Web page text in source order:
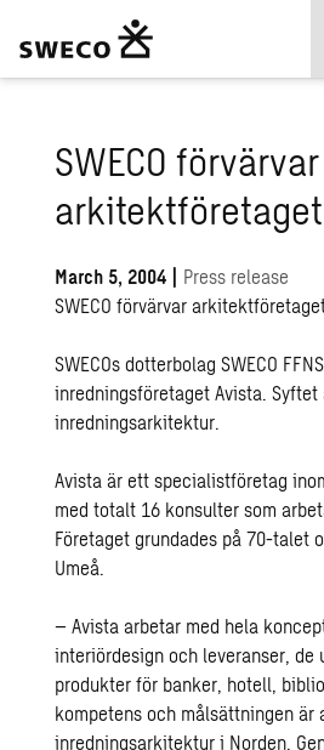
SWECO förvärvar
March 5, 2004 | Press release
SWECO förvärvar
SWECOs dotterbolag SWECO
inredningsföretaget Avista.
inredningsarkitektur.
Avista är ett specialistföretag
med totalt 16 konsulter som
Företaget grundades på 70-talet
Umeå.
– Avista arbetar med hela
interiördesign och leveranser,
produkter för banker, hotell,
kompetens och målsättningen
inredningsarkitektur i Norden.